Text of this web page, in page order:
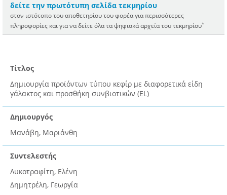
δείτε την πρωτότυπη σελίδα τεκμηρίου
στον ιστότοπο του αποθετηρίου του φορέα για περισσότερες
πληροφορίες και για να δείτε όλα τα ψηφιακά αρχεία του τεκμηρίου*
Τίτλος
∆ημιουργία προϊόντων τύπου κεφίρ με διαφορετικά είδη
γάλακτος και προσθήκη συνβιοτικών (EL)
Δημιουργός
Μανάβη, Μαριάνθη
Συντελεστής
Λυκοτραφίτη, Ελένη
∆ημητρέλη, Γεωργία